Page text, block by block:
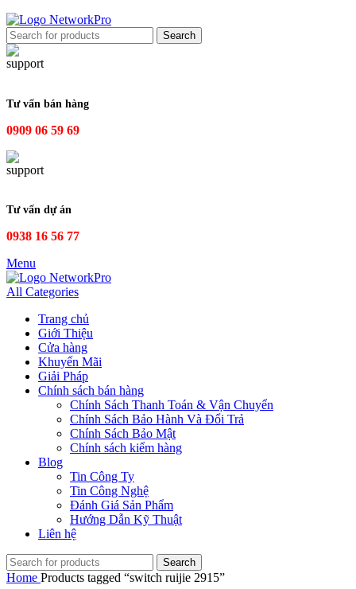
Search
Tư vấn bán hàng
0909 06 59 69
Tư vấn dự án
0938 16 56 77
Menu
All Categories
Trang chủ
Giới Thiệu
Cửa hàng
Khuyến Mãi
Giải Pháp
Chính sách bán hàng
Chính Sách Thanh Toán & Vận Chuyển
Chính Sách Bảo Hành Và Đổi Trả
Chính Sách Bảo Mật
Chính sách kiểm hàng
Blog
Tin Công Ty
Tin Công Nghệ
Đánh Giá Sản Phẩm
Hướng Dẫn Kỹ Thuật
Liên hệ
Search
Home Products tagged “switch ruijie 2915”